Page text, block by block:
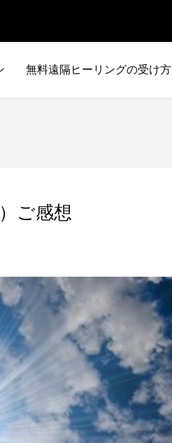
無料遠隔ヒーリングの受け方
ご感想